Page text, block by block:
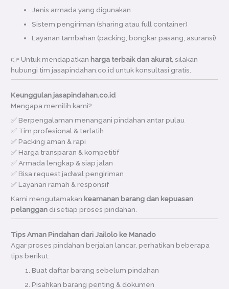
Jenis armada yang digunakan
Sistem pengiriman (sharing atau full container)
Layanan tambahan (packing, bongkar pasang, asuransi)
👉 Untuk mendapatkan harga terbaik dan akurat, silakan
hubungi tim jasapindahan.co.id untuk konsultasi gratis.
Keunggulan jasapindahan.co.id
Mengapa memilih kami?
✅ Berpengalaman menangani pindahan antar pulau
✅ Tim profesional & terlatih
✅ Packing aman & rapi
✅ Harga transparan & kompetitif
✅ Armada lengkap & siap jalan
✅ Bisa request jadwal pengiriman
✅ Layanan ramah & responsif
Kami mengutamakan keamanan barang dan kepuasan
pelanggan di setiap proses pindahan.
Tips Aman Pindahan dari Jailolo ke Manado
Agar proses pindahan berjalan lancar, perhatikan beberapa
tips berikut:
Buat daftar barang sebelum pindahan
Pisahkan barang penting & dokumen